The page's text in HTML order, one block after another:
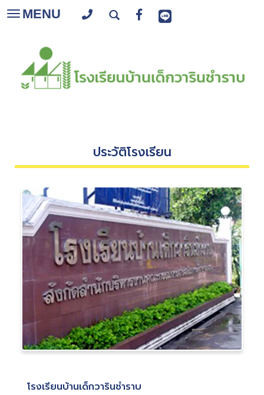
Toggle
MENU
ประวัติโรงเรียน
โรงเรียนบ้านเด็กวารินชำราบ